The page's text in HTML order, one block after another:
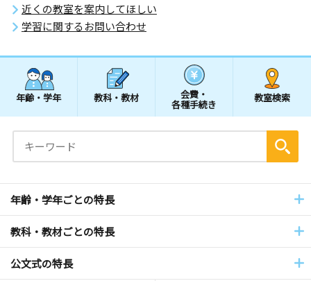
近くの教室を案内してほしい
学習に関するお問い合わせ
年齢・学年 教科・教材 会費・
各種手続き
教室検索
年齢・学年ごとの特長
教科・教材ごとの特長
公文式の特長